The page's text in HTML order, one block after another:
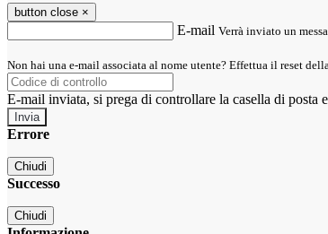
button close ×
E-mail Verrà inviato un
Non hai una e-mail associata al nome utente? Effettua il reset
E-mail inviata, si prega di controllare la casella di posta
Errore
Chiudi
Successo
Chiudi